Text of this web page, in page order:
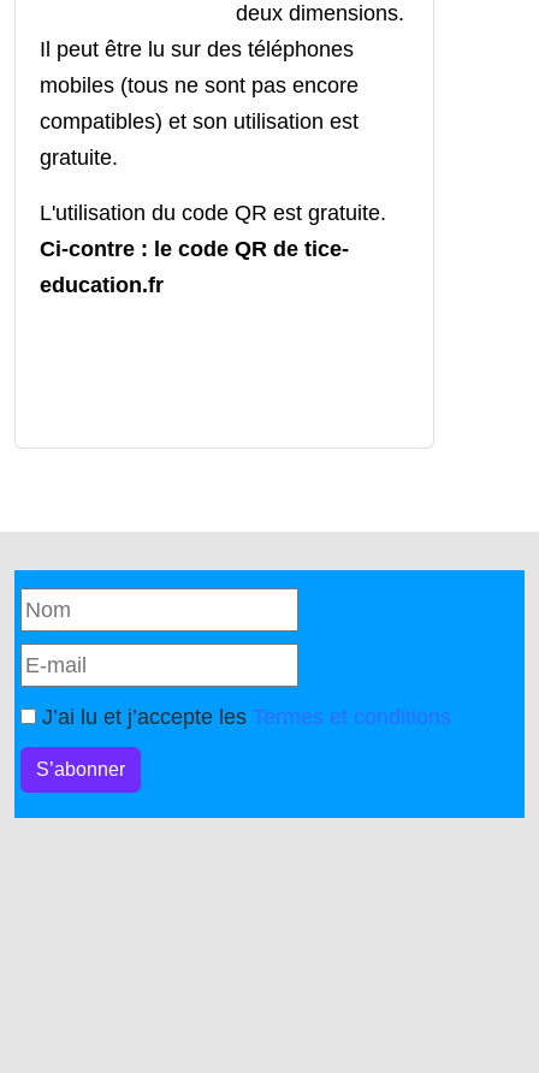
deux dimensions.
Il peut être lu sur des téléphones
mobiles (tous ne sont pas encore
compatibles) et son utilisation est
gratuite.
L'utilisation du code QR est gratuite.
Ci-contre : le code QR de tice-
education.fr
J’ai lu et j’accepte les Termes et conditions
S’abonner